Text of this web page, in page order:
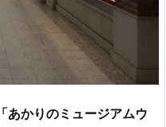
「あかりのミュージアムウ